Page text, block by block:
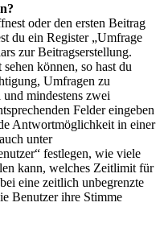
oder den ersten Beitrag
du ein Register „Umfrage
zur Beitragserstellung.
können, so hast du
Umfragen zu
mindestens zwei
Felder eingeben
Antwortmöglichkeit in einer
unter
festlegen, wie viele
kann, welches Zeitlimit für
eine zeitlich unbegrenzte
Benutzer ihre Stimme